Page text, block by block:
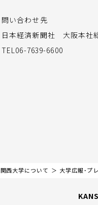
問い合わせ先
日本経済新聞社 大阪本社
TEL06-7639-6600
関西大学について 大学広報・プ